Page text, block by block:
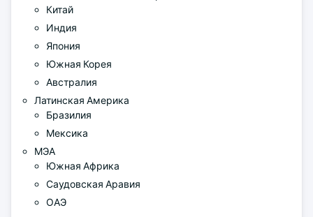
Китай
Индия
Япония
Южная Корея
Австралия
Латинская Америка
Бразилия
Мексика
МЭА
Южная Африка
Саудовская Аравия
ОАЭ